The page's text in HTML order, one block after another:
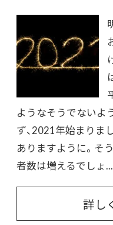
ようなそうでないよ
ず、2021年始まりま
ありますように。そ
者数は増えるでしょ...
詳し